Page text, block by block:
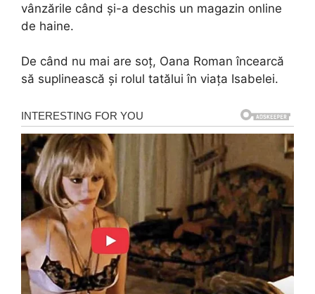
vânzările când și-a deschis un magazin online
de haine.
De când nu mai are soț, Oana Roman încearcă
să suplinească și rolul tatălui în viața Isabelei.